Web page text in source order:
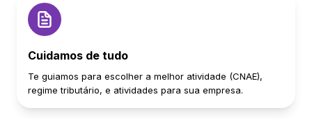
Cuidamos de tudo
Te guiamos para escolher a melhor atividade (CNAE),
regime tributário, e atividades para sua empresa.